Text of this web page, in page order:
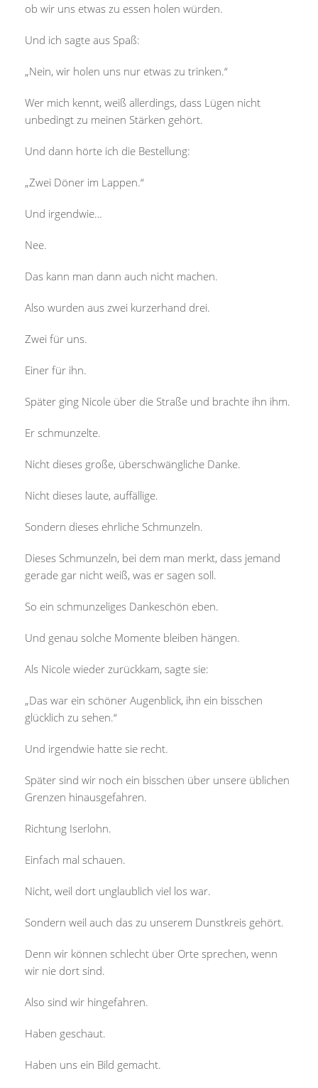
ob wir uns etwas zu essen holen würden.
Und ich sagte aus Spaß:
„Nein, wir holen uns nur etwas zu trinken.“
Wer mich kennt, weiß allerdings, dass Lügen nicht
unbedingt zu meinen Stärken gehört.
Und dann hörte ich die Bestellung:
„Zwei Döner im Lappen.“
Und irgendwie…
Nee.
Das kann man dann auch nicht machen.
Also wurden aus zwei kurzerhand drei.
Zwei für uns.
Einer für ihn.
Später ging Nicole über die Straße und brachte ihn ihm.
Er schmunzelte.
Nicht dieses große, überschwängliche Danke.
Nicht dieses laute, auffällige.
Sondern dieses ehrliche Schmunzeln.
Dieses Schmunzeln, bei dem man merkt, dass jemand
gerade gar nicht weiß, was er sagen soll.
So ein schmunzeliges Dankeschön eben.
Und genau solche Momente bleiben hängen.
Als Nicole wieder zurückkam, sagte sie:
„Das war ein schöner Augenblick, ihn ein bisschen
glücklich zu sehen.“
Und irgendwie hatte sie recht.
Später sind wir noch ein bisschen über unsere üblichen
Grenzen hinausgefahren.
Richtung Iserlohn.
Einfach mal schauen.
Nicht, weil dort unglaublich viel los war.
Sondern weil auch das zu unserem Dunstkreis gehört.
Denn wir können schlecht über Orte sprechen, wenn
wir nie dort sind.
Also sind wir hingefahren.
Haben geschaut.
Haben uns ein Bild gemacht.